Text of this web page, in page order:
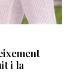
i la